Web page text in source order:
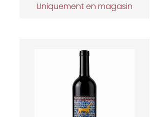
Uniquement en magasin